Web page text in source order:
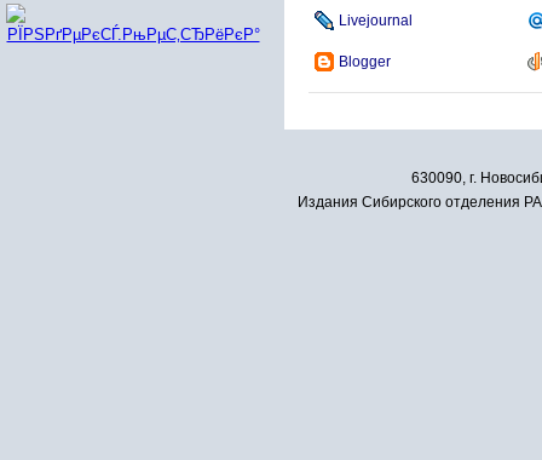
Livejournal
Blogger
630090, г.
Издания Сибирского отделения